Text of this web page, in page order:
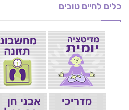
כלים לחיים טובים